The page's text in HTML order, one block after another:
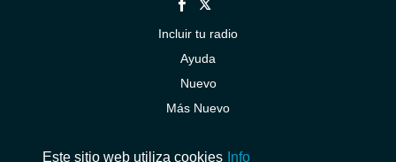
Incluir tu radio
Ayuda
Nuevo
Más Nuevo
Este sitio web utiliza cookies Info